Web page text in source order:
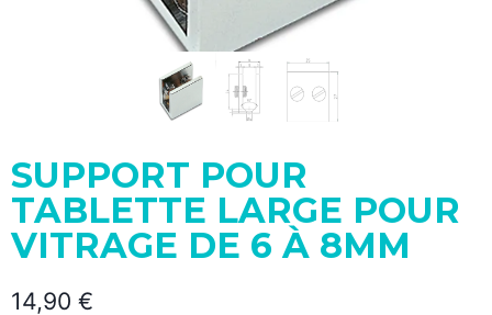
SUPPORT POUR
TABLETTE LARGE POUR
VITRAGE DE 6 À 8MM
14,90 €